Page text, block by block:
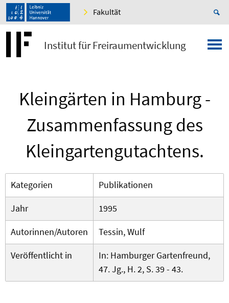
Fakultät
Institut für Freiraumentwicklung
Kleingärten in Hamburg -
Zusammenfassung des
Kleingartengutachtens.
Kategorien
Publikationen
Jahr
1995
Autorinnen/Autoren
Tessin, Wulf
Veröffentlicht in
In: Hamburger Gartenfreund,
47. Jg., H. 2, S. 39 - 43.